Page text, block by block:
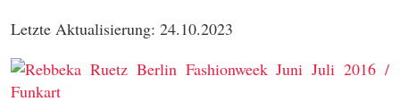
Letzte Aktualisierung: 24.10.2023